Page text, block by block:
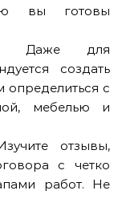
вы готовы
Даже для
создать
определиться с
мебелью и
отзывы,
с четко
работ. Не